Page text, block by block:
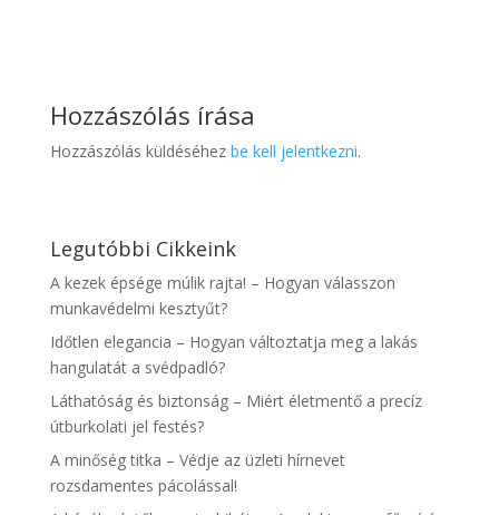
Hozzászólás írása
Hozzászólás küldéséhez be kell jelentkezni.
Legutóbbi Cikkeink
A kezek épsége múlik rajta! – Hogyan válasszon
munkavédelmi kesztyűt?
Időtlen elegancia – Hogyan változtatja meg a lakás
hangulatát a svédpadló?
Láthatóság és biztonság – Miért életmentő a precíz
útburkolati jel festés?
A minőség titka – Védje az üzleti hírnevet
rozsdamentes pácolással!